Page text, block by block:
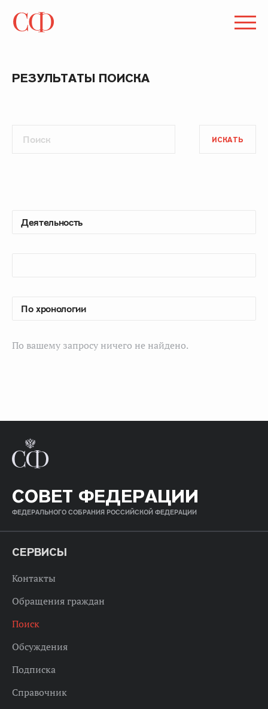
РЕЗУЛЬТАТЫ ПОИСКА
ИСКАТЬ
По вашему запросу ничего не найдено.
СОВЕТ ФЕДЕРАЦИИ
ФЕДЕРАЛЬНОГО СОБРАНИЯ РОССИЙСКОЙ ФЕДЕРАЦИИ
СЕРВИСЫ
Контакты
Обращения граждан
Поиск
Обсуждения
Подписка
Справочник